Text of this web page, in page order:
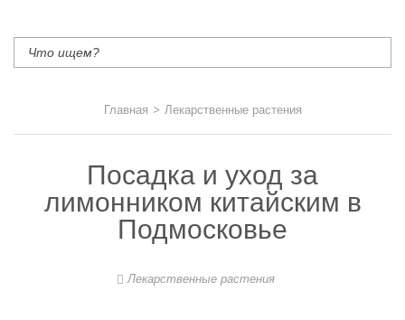
Главная > Лекарственные растения
Посадка и уход за
лимонником китайским в
Подмосковье
Лекарственные растения